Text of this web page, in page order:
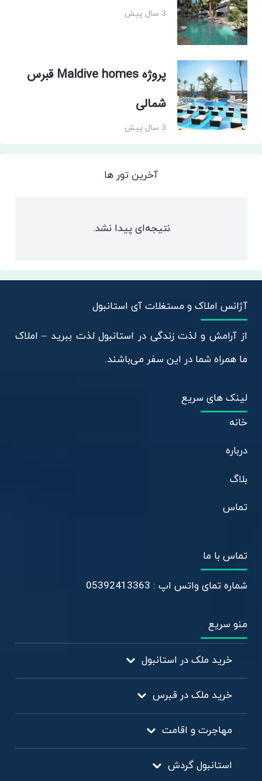
3 سال پیش
پروژه Maldive homes قبرس
شمالی
3 سال پیش
آخرین تور ها
نتیجه‌ای پیدا نشد.
آژانس املاک و مستغلات آی استانبول
از آرامش و لذت زندگی در استانبول لذت ببرید – املاک
ما همراه شما در این سفر می‌باشند.
لینک های سریع
خانه
درباره
بلاگ
تماس
تماس با ما
شماره تمای واتس اپ : 05392413363
منو سریع
خرید ملک در استانبول
خرید ملک در قبرس
مهاجرت و اقامت
استانبول گردش